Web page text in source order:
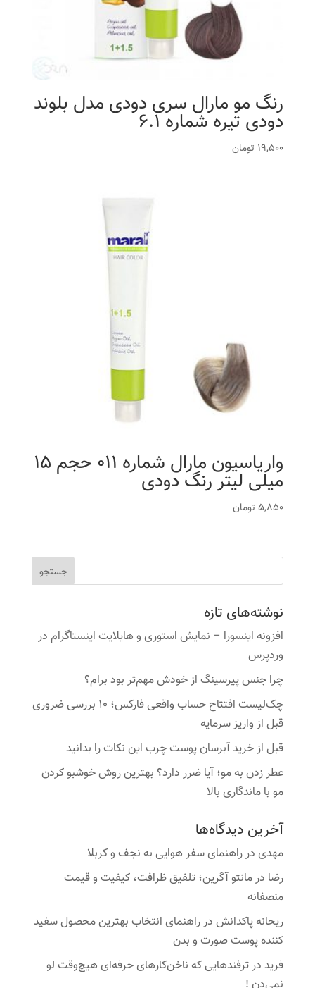
رنگ مو مارال سری دودی مدل بلوند
دودی تیره شماره 6.1
19,500 تومان
واریاسیون مارال شماره 011 حجم 15
میلی لیتر رنگ دودی
5,850 تومان
نوشته‌های تازه
افزونه اینسورا – نمایش استوری و هایلایت اینستاگرام در
وردپرس
چرا جنس پیرسینگ از خودش مهم‌تر بود برام؟
چک‌لیست افتتاح حساب واقعی فارکس؛ ۱۰ بررسی ضروری
قبل از واریز سرمایه
قبل از خرید آبرسان پوست چرب این نکات را بدانید
عطر زدن به مو؛ آیا ضرر دارد؟ بهترین روش خوشبو کردن
مو با ماندگاری بالا
آخرین دیدگاه‌ها
مهدیدرراهنمای سفر هوایی به نجف و کربلا
رضا درمانتو آگرین؛ تلفیق ظرافت، کیفیت و قیمت
منصفانه
ریحانه پاکدانشدرراهنمای انتخاب بهترین محصول سفید
کننده پوست صورت و بدن
فریددرترفندهایی که ناخن‌کارهای حرفه‌ای هیچ‌وقت لو